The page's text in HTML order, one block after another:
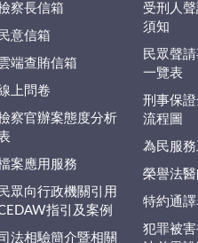
察長信箱
民意信箱
端查賄信箱
上問卷
察官辦案態度分析
案應用服務
民眾向行政機關引用
指引及案例
法相驗簡介暨相關
受刑人
須知
民眾聲
一覽表
刑事保
流程圖
為民服
榮譽法
特約通
犯罪被